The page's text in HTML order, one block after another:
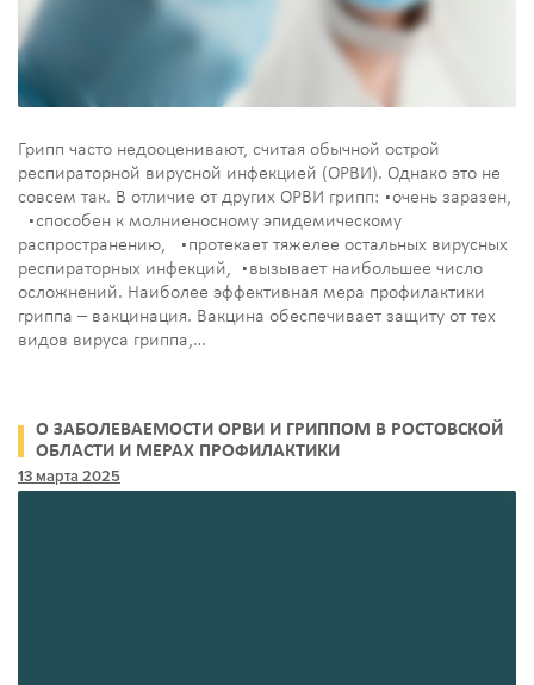
Грипп часто недооценивают, считая обычной острой
респираторной вирусной инфекцией (ОРВИ). Однако это не
совсем так. В отличие от других ОРВИ грипп: ▪️очень заразен,
▪️способен к молниеносному эпидемическому
распространению, ▪️протекает тяжелее остальных вирусных
респираторных инфекций, ▪️вызывает наибольшее число
осложнений. Наиболее эффективная мера профилактики
гриппа – вакцинация. Вакцина обеспечивает защиту от тех
видов вируса гриппа,…
О ЗАБОЛЕВАЕМОСТИ ОРВИ И ГРИППОМ В РОСТОВСКОЙ
ОБЛАСТИ И МЕРАХ ПРОФИЛАКТИКИ
13 марта 2025